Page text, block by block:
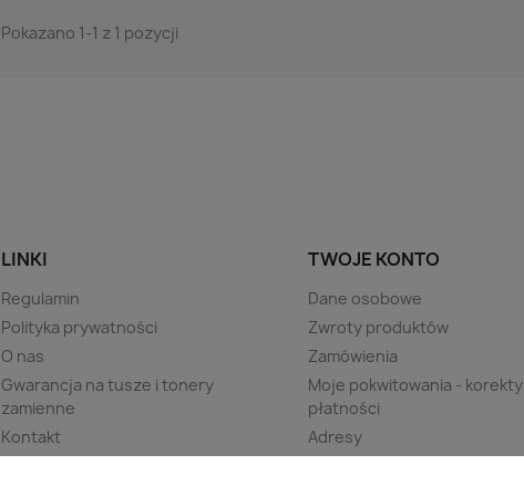
Pokazano 1-1 z 1 pozycji
LINKI
Regulamin
Polityka prywatności
O nas
Gwarancja na tusze i tonery
zamienne
Kontakt
TWOJE KONTO
Dane osobowe
Zwroty produktów
Zamówienia
Moje pokwitowania - korekty
płatności
Adresy